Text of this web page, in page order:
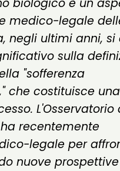
biologico è un
medico-legale
negli ultimi anni, si
sulla
"sofferenza
che costituisce
L'Osservatorio
recentemente
legale per
nuove